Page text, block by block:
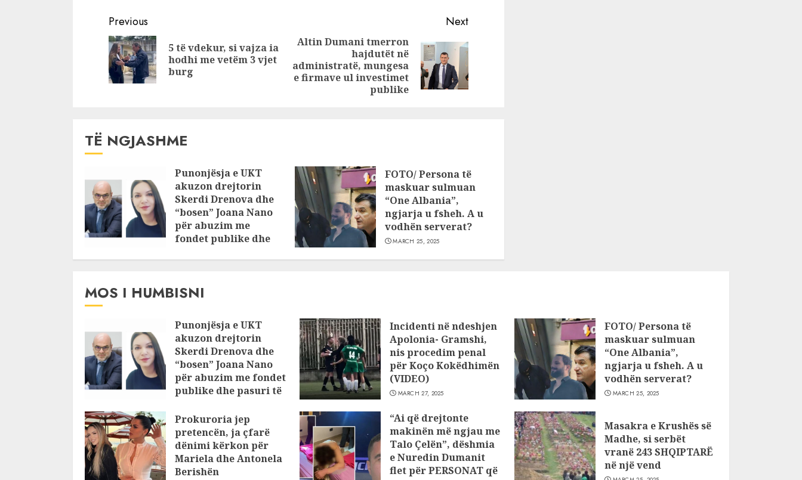
deputetin italian,
Meloni doli nga
makina dhe u foli
në anglisht që ta
lëshonin
kryeministër
preken
Continue
Reading
Previous
post:
5 të vdekur, si vajza ia
hodhi me vetëm 3 vjet
burg
Next
Next
post:
Altin Dumani tmerron
hajdutët në
administratë, mungesa
e firmave ul investimet
publike
TË NGJASHME
Punonjësja e UKT
akuzon drejtorin
Skerdi Drenova dhe
“bosen” Joana Nano
për abuzim me
fondet publike dhe
FOTO/ Persona të
maskuar sulmuan
“One Albania”,
ngjarja u fsheh. A u
vodhën serverat?
MARCH 25, 2025
MOS I HUMBISNI
Punonjësja e UKT
akuzon drejtorin
Skerdi Drenova dhe
“bosen” Joana Nano
për abuzim me fondet
publike dhe pasuri të
JULY 24, 2025
Incidenti në ndeshjen
Apolonia- Gramshi,
nis procedim penal
për Koço Kokëdhimën
(VIDEO)
MARCH 27, 2025
FOTO/ Persona të
maskuar sulmuan
“One Albania”,
ngjarja u fsheh. A u
vodhën serverat?
MARCH 25, 2025
Prokuroria jep
pretencën, ja çfarë
dënimi kërkon për
Mariela dhe Antonela
Berishën
“Ai që drejtonte
makinën më ngjau me
Talo Çelën”, dëshmia
e Nuredin Dumanit
flet për PERSONAT që
Masakra e Krushës së
Madhe, si serbët
vranë 243 SHQIPTARË
në një vend